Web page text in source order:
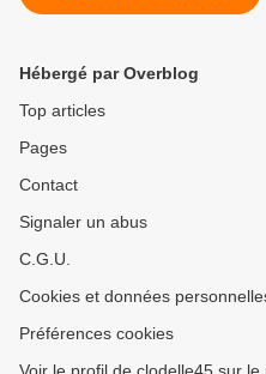
COMPAGNIE...
Hébergé par Overblog
Top articles
Pages
Contact
Signaler un abus
C.G.U.
Cookies et données
Préférences cookies